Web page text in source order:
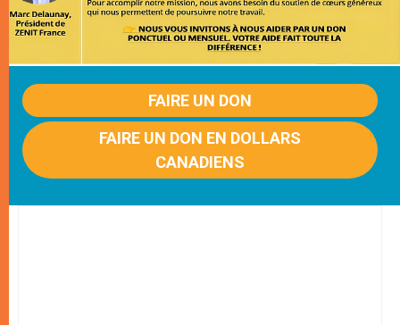
FAIRE UN DON
FAIRE UN DON EN DOLLARS
CANADIENS